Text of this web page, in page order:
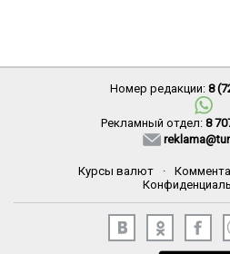
Номер редакции: 8
Рекламный отдел: 8
Курсы валют ·